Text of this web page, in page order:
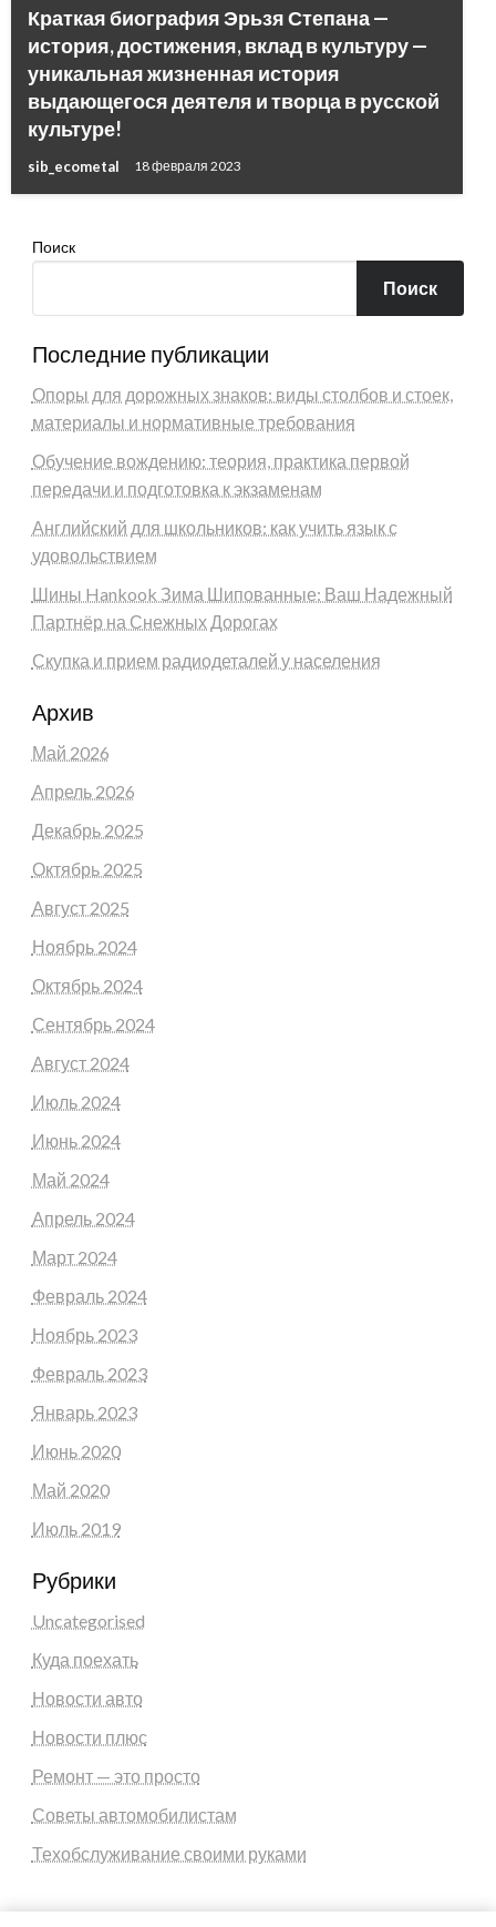
Краткая биография Эрьзя Степана —
история, достижения, вклад в культуру —
уникальная жизненная история
выдающегося деятеля и творца в русской
культуре!
sib_ecometal 18 февраля 2023
Поиск
Поиск
Последние публикации
Опоры для дорожных знаков: виды столбов и стоек,
материалы и нормативные требования
Обучение вождению: теория, практика первой
передачи и подготовка к экзаменам
Английский для школьников: как учить язык с
удовольствием
Шины Hankook Зима Шипованные: Ваш Надежный
Партнёр на Снежных Дорогах
Скупка и прием радиодеталей у населения
Архив
Май 2026
Апрель 2026
Декабрь 2025
Октябрь 2025
Август 2025
Ноябрь 2024
Октябрь 2024
Сентябрь 2024
Август 2024
Июль 2024
Июнь 2024
Май 2024
Апрель 2024
Март 2024
Февраль 2024
Ноябрь 2023
Февраль 2023
Январь 2023
Июнь 2020
Май 2020
Июль 2019
Рубрики
Uncategorised
Куда поехать
Новости авто
Новости плюс
Ремонт — это просто
Советы автомобилистам
Техобслуживание своими руками